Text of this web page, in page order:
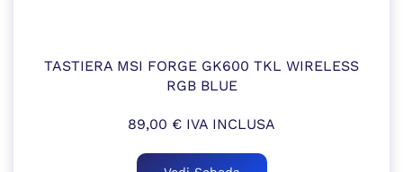
TASTIERA MSI FORGE GK600 TKL WIRELESS
RGB BLUE
89,00 € IVA INCLUSA